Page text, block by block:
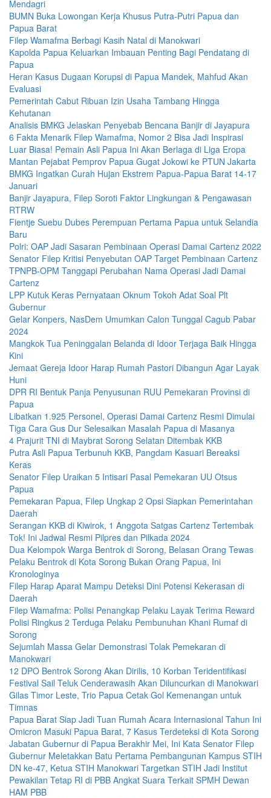
Mendagri
BUMN Buka Lowongan Kerja Khusus Putra-Putri Papua dan
Papua Barat
Filep Wamafma Berbagi Kasih Natal di Manokwari
Kapolda Papua Keluarkan Imbauan Penting Bagi Pendatang di
Papua
Heran Kasus Dugaan Korupsi di Papua Mandek, Mahfud Akan
Evaluasi
Pemerintah Cabut Ribuan Izin Usaha Tambang Hingga
Kehutanan
Analisis BMKG Jelaskan Penyebab Bencana Banjir di Jayapura
6 Fakta Menarik Filep Wamafma, Nomor 2 Bisa Jadi Inspirasi
Luar Biasa! Pemain Asli Papua Ini Akan Berlaga di Liga Eropa
Mantan Pejabat Pemprov Papua Gugat Jokowi ke PTUN Jakarta
BMKG Ingatkan Curah Hujan Ekstrem Papua-Papua Barat 14-17
Januari
Banjir Jayapura, Filep Soroti Faktor Lingkungan & Pengawasan
RTRW
Fientje Suebu Dubes Perempuan Pertama Papua untuk Selandia
Baru
Polri: OAP Jadi Sasaran Pembinaan Operasi Damai Cartenz 2022
Senator Filep Kritisi Penyebutan OAP Target Pembinaan Cartenz
TPNPB-OPM Tanggapi Perubahan Nama Operasi Jadi Damai
Cartenz
LPP Kutuk Keras Pernyataan Oknum Tokoh Adat Soal Plt
Gubernur
Gelar Konpers, NasDem Umumkan Calon Tunggal Cagub Pabar
2024
Mangkok Tua Peninggalan Belanda di Idoor Terjaga Baik Hingga
Kini
Jemaat Gereja Idoor Harap Rumah Pastori Dibangun Agar Layak
Huni
DPR RI Bentuk Panja Penyusunan RUU Pemekaran Provinsi di
Papua
Libatkan 1.925 Personel, Operasi Damai Cartenz Resmi Dimulai
Tiga Cara Gus Dur Selesaikan Masalah Papua di Masanya
4 Prajurit TNI di Maybrat Sorong Selatan Ditembak KKB
Putra Asli Papua Terbunuh KKB, Pangdam Kasuari Bereaksi
Keras
Senator Filep Uraikan 5 Intisari Pasal Pemekaran UU Otsus
Papua
Pemekaran Papua, Filep Ungkap 2 Opsi Siapkan Pemerintahan
Daerah
Serangan KKB di Kiwirok, 1 Anggota Satgas Cartenz Tertembak
Tok! Ini Jadwal Resmi Pilpres dan Pilkada 2024
Dua Kelompok Warga Bentrok di Sorong, Belasan Orang Tewas
Pelaku Bentrok di Kota Sorong Bukan Orang Papua, Ini
Kronologinya
Filep Harap Aparat Mampu Deteksi Dini Potensi Kekerasan di
Daerah
Filep Wamafma: Polisi Penangkap Pelaku Layak Terima Reward
Polisi Ringkus 2 Terduga Pelaku Pembunuhan Khani Rumaf di
Sorong
Sejumlah Massa Gelar Demonstrasi Tolak Pemekaran di
Manokwari
12 DPO Bentrok Sorong Akan Dirilis, 10 Korban Teridentifikasi
Festival Sail Teluk Cenderawasih Akan Diluncurkan di Manokwari
Gilas Timor Leste, Trio Papua Cetak Gol Kemenangan untuk
Timnas
Papua Barat Siap Jadi Tuan Rumah Acara Internasional Tahun Ini
Omicron Masuki Papua Barat, 7 Kasus Terdeteksi di Kota Sorong
Jabatan Gubernur di Papua Berakhir Mei, Ini Kata Senator Filep
Gubernur Meletakkan Batu Pertama Pembangunan Kampus STIH
DN ke-47, Ketua STIH Manokwari Targetkan STIH Jadi Institut
Pewakilan Tetap RI di PBB Angkat Suara Terkait SPMH Dewan
HAM PBB